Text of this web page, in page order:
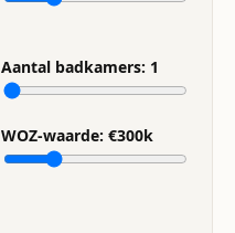
Aantal badkamers: 1
WOZ-waarde: €300k